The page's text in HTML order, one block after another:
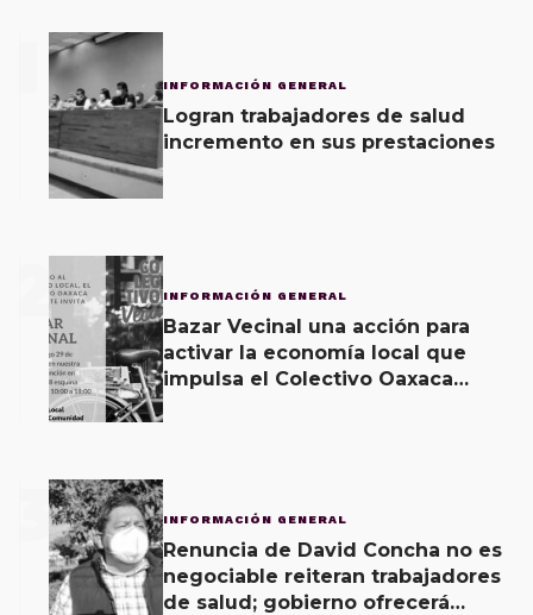
INFORMACIÓN GENERAL
Logran trabajadores de salud
incremento en sus prestaciones
2 INFORMACIÓN GENERAL
Bazar Vecinal una acción para
activar la economía local que
impulsa el Colectivo Oaxaca
3 INFORMACIÓN GENERAL
Renuncia de David Concha no es
negociable reiteran trabajadores
de salud; gobierno ofrecerá